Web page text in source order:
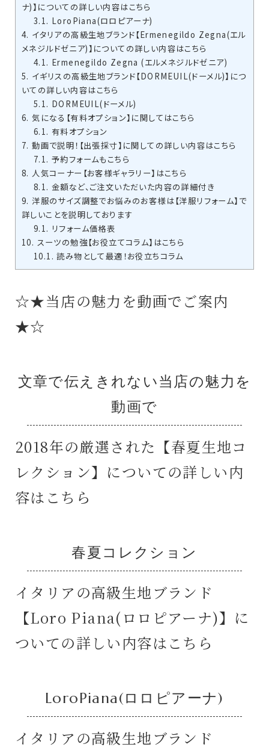
ナ)】についての詳しい内容はこちら
3.1. LoroPiana(ロロピアーナ)
4. イタリアの高級生地ブランド【Ermenegildo Zegna(エル
メネジルドゼニア)】についての詳しい内容はこちら
4.1. Ermenegildo Zegna (エルメネジルドゼニア)
5. イギリスの高級生地ブランド【DORMEUIL(ドーメル)】につ
いての詳しい内容はこちら
5.1. DORMEUIL(ドーメル)
6. 気になる【有料オプション】に関してはこちら
6.1. 有料オプション
7. 動画で説明！【出張採寸】に関しての詳しい内容はこちら
7.1. 予約フォームもこちら
8. 人気コーナー【お客様ギャラリー】はこちら
8.1. 金額など、ご注文いただいた内容の詳細付き
9. 洋服のサイズ調整でお悩みのお客様は【洋服リフォーム】で
詳しいことを説明しております
9.1. リフォーム価格表
10. スーツの勉強【お役立てコラム】はこちら
10.1. 読み物として最適！お役立ちコラム
☆★当店の魅力を動画でご案内
★☆
文章で伝えきれない当店の魅力を
動画で
2018年の厳選された【春夏生地コ
レクション】についての詳しい内
容はこちら
春夏コレクション
イタリアの高級生地ブランド
【Loro Piana(ロロピアーナ)】に
ついての詳しい内容はこちら
LoroPiana(ロロピアーナ)
イタリアの高級生地ブランド